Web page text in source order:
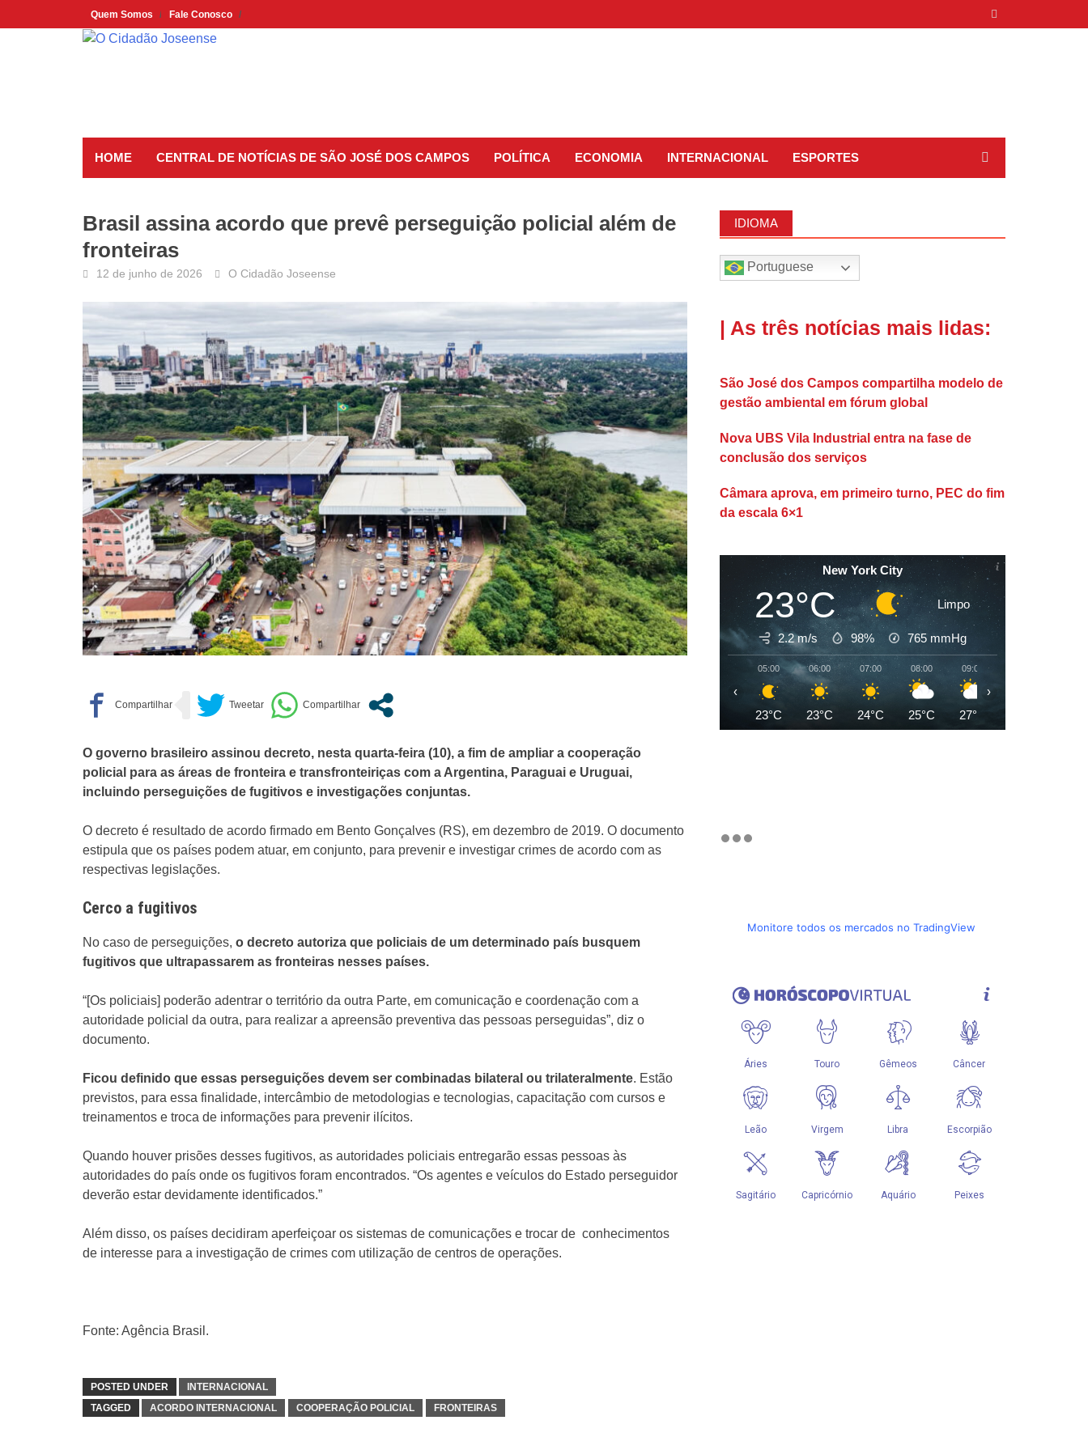
to
Quem Somos Fale Conosco
HOME CENTRAL DE NOTÍCIAS DE SÃO JOSÉ DOS CAMPOS POLÍTICA ECONOMIA INTERNACIONAL ESPORTES
Brasil assina acordo que prevê perseguição policial além de
fronteiras
12 de junho de 2026 O Cidadão Joseense
O governo brasileiro assinou decreto, nesta quarta-feira (10), a fim de ampliar a cooperação
policial para as áreas de fronteira e transfronteiriças com a Argentina, Paraguai e Uruguai,
incluindo perseguições de fugitivos e investigações conjuntas.
O decreto é resultado de acordo firmado em Bento Gonçalves (RS), em dezembro de 2019. O documento
estipula que os países podem atuar, em conjunto, para prevenir e investigar crimes de acordo com as
respectivas legislações.
Cerco a fugitivos
No caso de perseguições, o decreto autoriza que policiais de um determinado país busquem
fugitivos que ultrapassarem as fronteiras nesses países.
“[Os policiais] poderão adentrar o território da outra Parte, em comunicação e coordenação com a
autoridade policial da outra, para realizar a apreensão preventiva das pessoas perseguidas”, diz o
documento.
Ficou definido que essas perseguições devem ser combinadas bilateral ou trilateralmente. Estão
previstos, para essa finalidade, intercâmbio de metodologias e tecnologias, capacitação com cursos e
treinamentos e troca de informações para prevenir ilícitos.
Quando houver prisões desses fugitivos, as autoridades policiais entregarão essas pessoas às
autoridades do país onde os fugitivos foram encontrados. “Os agentes e veículos do Estado perseguidor
deverão estar devidamente identificados.”
Além disso, os países decidiram aperfeiçoar os sistemas de comunicações e trocar de conhecimentos
de interesse para a investigação de crimes com utilização de centros de operações.
Fonte: Agência Brasil.
POSTED UNDER
INTERNACIONAL
TAGGED
ACORDO INTERNACIONAL COOPERAÇÃO POLICIAL FRONTEIRAS
IDIOMA
Portuguese
| As três notícias mais lidas:
São José dos Campos compartilha modelo de
gestão ambiental em fórum global
Nova UBS Vila Industrial entra na fase de
conclusão dos serviços
Câmara aprova, em primeiro turno, PEC do fim
da escala 6×1
New York City
23°C Limpo
2.2 m/s 98% 765 mmHg
05:00
23°C
06:00
23°C
07:00
24°C
08:00
25°C
09:00
27°C
‹ ›
Monitore todos os mercados no TradingView